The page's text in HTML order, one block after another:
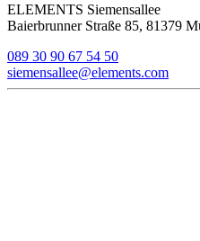
ELEMENTS Siemensallee
Baierbrunner Straße 85, 81379
089 30 90 67 54 50
siemensallee@elements.com